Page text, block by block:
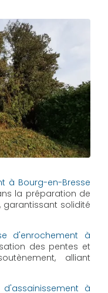
à Bourg-en-Bresse
la préparation de
solidité
d'enrochement à
des pentes et
alliant
à